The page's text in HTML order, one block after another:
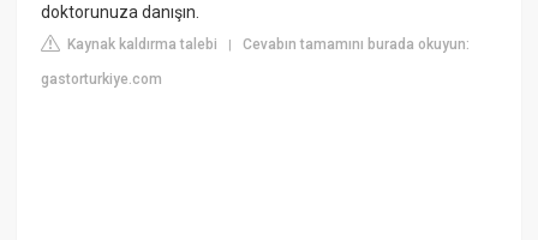
doktorunuza danışın.
Kaynak kaldırma talebi |Cevabın tamamını burada okuyun:
gastorturkiye.com